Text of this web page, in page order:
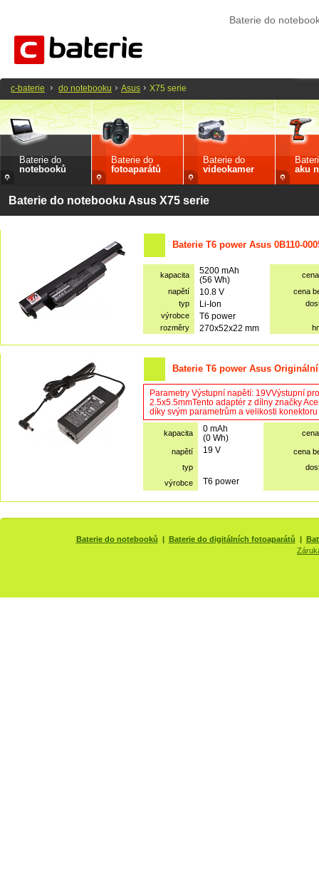
Baterie do
Baterie do
notebooků
Baterie do
fotoaparátů
Baterie do
videokamer
aku
Baterie do notebooku Asus X75 serie
Baterie T6 power Asus 0B110-
kapacita
5200 mAh
(56 Wh)
napětí
10.8 V
cena
typ
Li-Ion
výrobce
T6 power
rozměry 270x52x22 mm
Baterie T6 power Asus
Parametry Výstupní napětí: 19VVýstupní
2.5x5.5mmTento adaptér z dílny značky
díky svým parametrům a velikosti
kapacita
0 mAh
(0 Wh)
napětí 19 V
cena
typ
výrobce
T6 power
c-baterie do notebooku Asus X75 serie
Baterie do notebooků | Baterie do digitálních fotoaparátů |